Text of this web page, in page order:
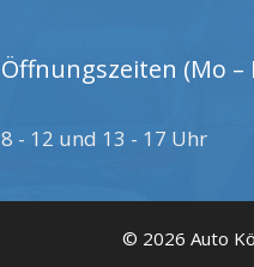
Öffnungszeiten (Mo –
8 - 12 und 13 - 17 Uhr
© 2026 Auto